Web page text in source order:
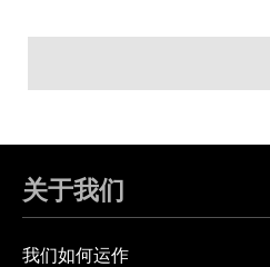
关于我们
我们如何运作